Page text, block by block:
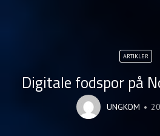
ARTIKLER
Digitale fodspor på
UNGKOM